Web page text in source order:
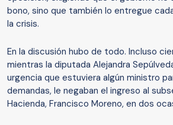
bono, sino que también lo entregue
la crisis.
En la discusión hubo de todo. Incluso
mientras la diputada Alejandra
urgencia que estuviera algún ministro
demandas, le negaban el ingreso al
Hacienda, Francisco Moreno, en dos